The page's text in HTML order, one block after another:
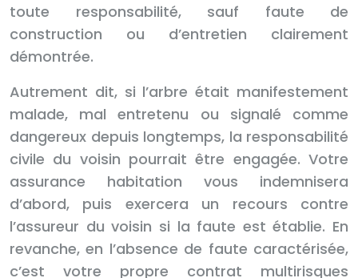
toute responsabilité, sauf faute de
construction ou d’entretien clairement
démontrée.
Autrement dit, si l’arbre était manifestement
malade, mal entretenu ou signalé comme
dangereux depuis longtemps, la responsabilité
civile du voisin pourrait être engagée. Votre
assurance habitation vous indemnisera
d’abord, puis exercera un recours contre
l’assureur du voisin si la faute est établie. En
revanche, en l’absence de faute caractérisée,
c’est votre propre contrat multirisques